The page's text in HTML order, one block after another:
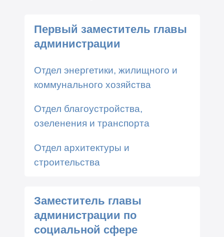
Первый заместитель главы
администрации
Отдел энергетики, жилищного и
коммунального хозяйства
Отдел благоустройства,
озеленения и транспорта
Отдел архитектуры и
строительства
Заместитель главы
администрации по
социальной сфере